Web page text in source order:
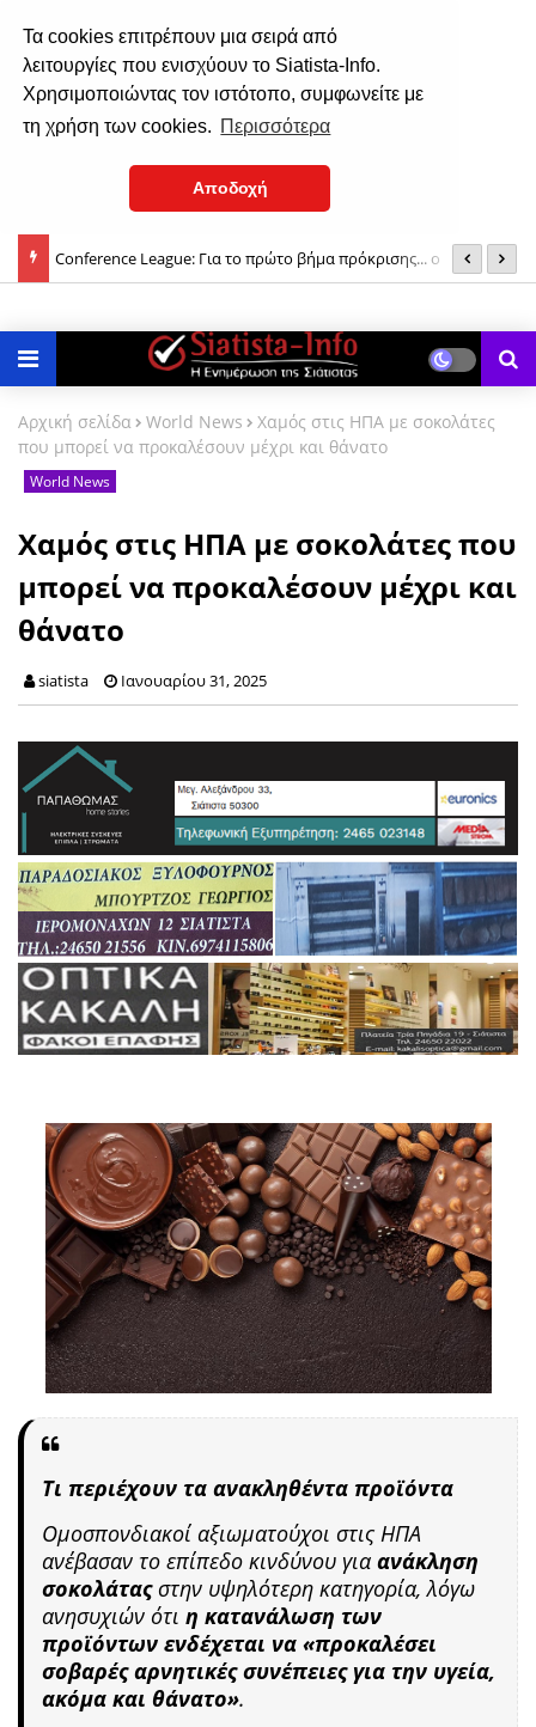
Τα cookies επιτρέπουν μια σειρά από
λειτουργίες που ενισχύουν το Siatista-Info.
Χρησιμοποιώντας τον ιστότοπο, συμφωνείτε με
τη χρήση των cookies. Περισσότερα
Αποδοχή
Conference League: Για το πρώτο βήμα πρόκρισης... ο
Αρχική σελίδα World News
Χαμός στις ΗΠΑ με σοκολάτες
που μπορεί να προκαλέσουν μέχρι και θάνατο
World News
Χαμός στις ΗΠΑ με σοκολάτες που
μπορεί να προκαλέσουν μέχρι και
θάνατο
siatista Ιανουαρίου 31, 2025
Τι περιέχουν τα ανακληθέντα προϊόντα
Ομοσπονδιακοί αξιωματούχοι στις ΗΠΑ
ανέβασαν το επίπεδο κινδύνου για ανάκληση
σοκολάταςστην υψηλότερη κατηγορία, λόγω
ανησυχιών ότι η κατανάλωση των
προϊόντων ενδέχεται να «προκαλέσει
σοβαρές αρνητικές συνέπειες για την υγεία,
ακόμα και θάνατο».